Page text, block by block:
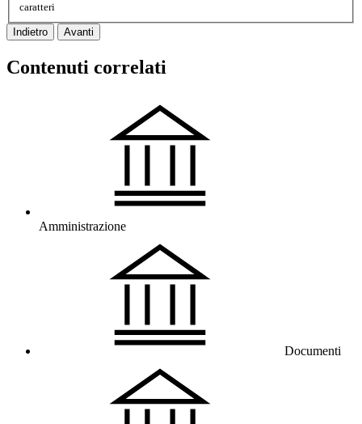
caratteri
Indietro Avanti
Contenuti correlati
Amministrazione
Documenti